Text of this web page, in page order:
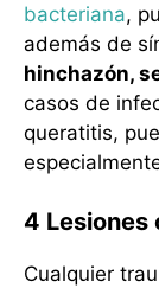
bacteriana,
además de
hinchazón,
casos de
queratitis,
4 Lesiones
Cualquier